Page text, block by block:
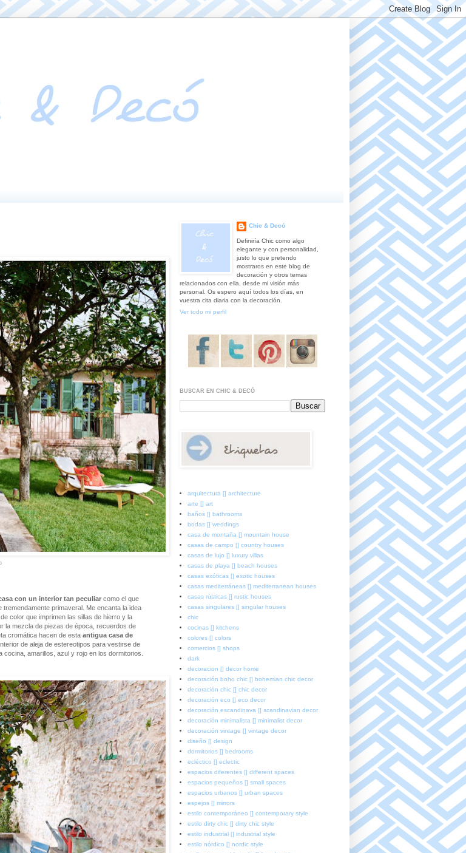
con un interior tan peculiar como el que
tremendamente primaveral. Me encanta la idea
color que imprimen las sillas de hierro y la
la mezcla de piezas de época, recuerdos de
cromática hacen de esta antigua casa de
de aleja de estereotipos para vestirse de
amarillos, azul y rojo en los dormitorios.
Chic & Decó
Definiría Chic como algo
elegante y con personalidad,
justo lo que pretendo
mostraros en este blog de
decoración y otros temas
relacionados con ella, desde mi visión más
personal. Os espero aquí todos los días, en
vuestra cita diaria con la decoración.
Ver todo mi perfil
BUSCAR EN CHIC & DECÓ
arquitectura [] architecture
arte [] art
baños [] bathrooms
bodas [] weddings
casa de montaña [] mountain house
casas de campo [] country houses
casas de lujo [] luxury villas
casas de playa [] beach houses
casas exóticas [] exotic houses
casas mediterráneas [] mediterranean houses
casas rústicas [] rustic houses
casas singulares [] singular houses
chic
cocinas [] kitchens
colores [] colors
comercios [] shops
dark
decoracion [] decor home
decoración boho chic [] bohemian chic decor
decoración chic [] chic decor
decoración eco [] eco decor
decoración escandinava [] scandinavian decor
decoración minimalista [] minimalist decor
decoración vintage [] vintage decor
diseño [] design
dormitorios [] bedrooms
ecléctico [] eclectic
espacios diferentes [] different spaces
espacios pequeños [] small spaces
espacios urbanos [] urban spaces
espejos [] mirrors
estilo contemporáneo [] contemporary style
estilo dirty chic [] dirty chic style
estilo industrial [] industrial style
estilo nórdico [] nordic style